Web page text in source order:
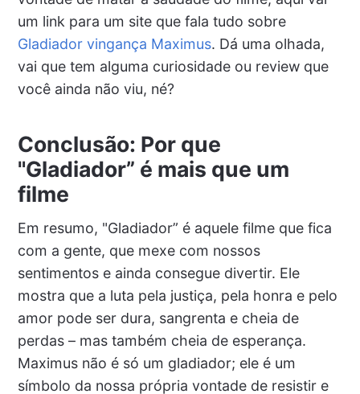
um link para um site que fala tudo sobre
Gladiador vingança Maximus. Dá uma olhada,
vai que tem alguma curiosidade ou review que
você ainda não viu, né?
Conclusão: Por que
"Gladiador” é mais que um
filme
Em resumo, "Gladiador” é aquele filme que fica
com a gente, que mexe com nossos
sentimentos e ainda consegue divertir. Ele
mostra que a luta pela justiça, pela honra e pelo
amor pode ser dura, sangrenta e cheia de
perdas – mas também cheia de esperança.
Maximus não é só um gladiador; ele é um
símbolo da nossa própria vontade de resistir e